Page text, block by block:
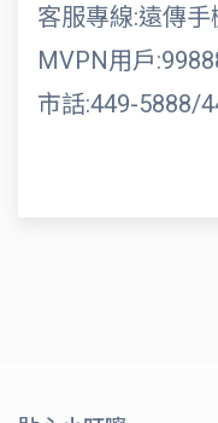
客服專線:遠傳
MVPN用戶
市話:449-5888/